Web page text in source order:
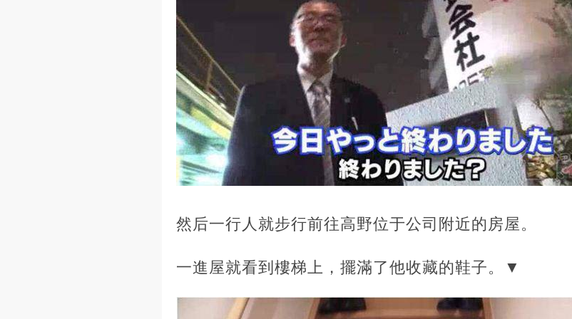
然后一行人就步行前往高野位于公司附近的房屋。
一進屋就看到樓梯上，擺滿了他收藏的鞋子。▼